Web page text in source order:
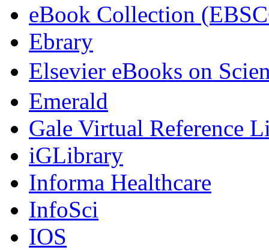
eBook Collection
Ebrary
Elsevier eBooks on
Emerald
Gale Virtual Reference
iGLibrary
Informa Healthcare
InfoSci
IOS